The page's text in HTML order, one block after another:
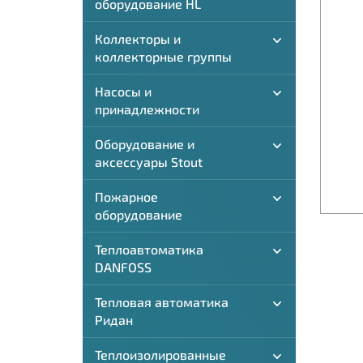
оборудование HL
Коллекторы и
коллекторные группы
Насосы и
принадлежности
Оборудование и
аксессуары Stout
Пожарное
оборудование
Теплоавтоматика
DANFOSS
Тепловая автоматика
Ридан
Теплоизолированные